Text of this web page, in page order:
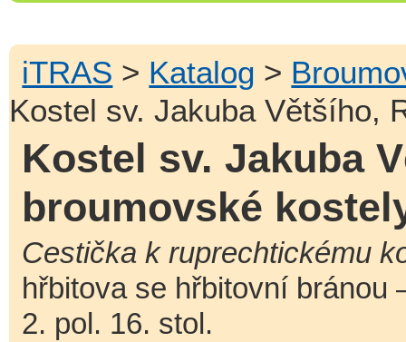
iTRAS > Katalog >
Kostel sv. Jakuba Většího,
Kostel sv. Jakuba
broumovské
Cestička k ruprechtickému
hřbitova se hřbitovní bránou
2. pol. 16. stol.